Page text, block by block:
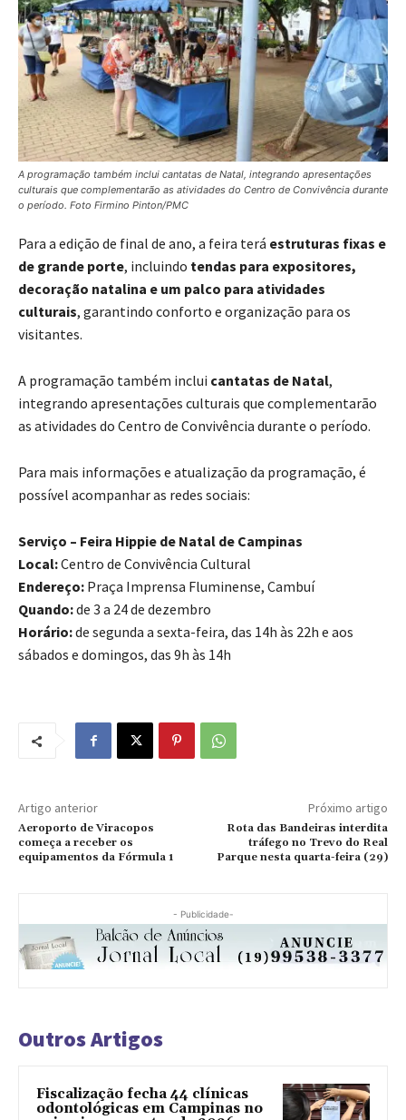
A programação também inclui cantatas de Natal, integrando apresentações
culturais que complementarão as atividades do Centro de Convivência durante
o período. Foto Firmino Pinton/PMC
Para a edição de final de ano, a feira terá estruturas fixas e
de grande porte, incluindo tendas para expositores,
decoração natalina e um palco para atividades
culturais, garantindo conforto e organização para os
visitantes.
A programação também inclui cantatas de Natal,
integrando apresentações culturais que complementarão
as atividades do Centro de Convivência durante o período.
Para mais informações e atualização da programação, é
possível acompanhar as redes sociais:
Serviço – Feira Hippie de Natal de Campinas
Local:Centro de Convivência Cultural
Endereço: Praça Imprensa Fluminense, Cambuí
Quando:de 3 a 24 de dezembro
Horário:de segunda a sexta-feira, das 14h às 22h e aos
sábados e domingos, das 9h às 14h
Artigo anterior
Aeroporto de Viracopos
começa a receber os
equipamentos da Fórmula 1
Próximo artigo
Rota das Bandeiras interdita
tráfego no Trevo do Real
Parque nesta quarta-feira (29)
- Publicidade-
Outros Artigos
Fiscalização fecha 44 clínicas
odontológicas em Campinas no